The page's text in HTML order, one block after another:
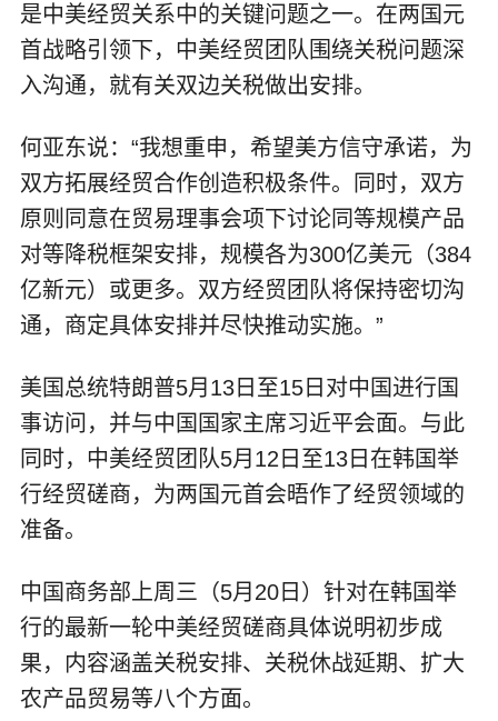
是中美经贸关系中的关键问题之一。在两国元
首战略引领下，中美经贸团队围绕关税问题深
入沟通，就有关双边关税做出安排。
何亚东说：“我想重申，希望美方信守承诺，为
双方拓展经贸合作创造积极条件。同时，双方
原则同意在贸易理事会项下讨论同等规模产品
对等降税框架安排，规模各为300亿美元（384
亿新元）或更多。双方经贸团队将保持密切沟
通，商定具体安排并尽快推动实施。”
美国总统特朗普5月13日至15日对中国进行国
事访问，并与中国国家主席习近平会面。与此
同时，中美经贸团队5月12日至13日在韩国举
行经贸磋商，为两国元首会晤作了经贸领域的
准备。
中国商务部上周三（5月20日）针对在韩国举
行的最新一轮中美经贸磋商具体说明初步成
果，内容涵盖关税安排、关税休战延期、扩大
农产品贸易等八个方面。